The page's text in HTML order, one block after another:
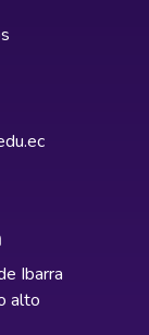
Ibarra
alto